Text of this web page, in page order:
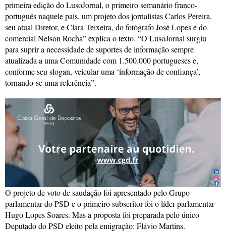
primeira edição do LusoJornal, o primeiro semanário franco-
português naquele país, um projeto dos jornalistas Carlos Pereira,
seu atual Diretor, e Clara Teixeira, do fotógrafo José Lopes e do
comercial Nelson Rocha” explica o texto. “O LusoJornal surgiu
para suprir a necessidade de suportes de informação sempre
atualizada a uma Comunidade com 1.500.000 portugueses e,
conforme seu slogan, veicular uma ‘informação de confiança’,
tornando-se uma referência”.
O projeto de voto de saudação foi apresentado pelo Grupo
parlamentar do PSD e o primeiro subscritor foi o líder parlamentar
Hugo Lopes Soares. Mas a proposta foi preparada pelo único
Deputado do PSD eleito pela emigração: Flávio Martins.